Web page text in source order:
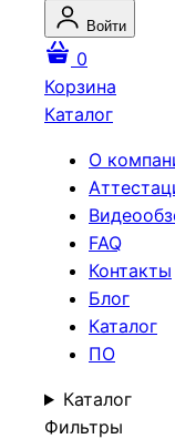
Войти
0
Корзина
Каталог
О
FAQ
Контакты
Блог
Каталог
ПО
Каталог
Фильтры